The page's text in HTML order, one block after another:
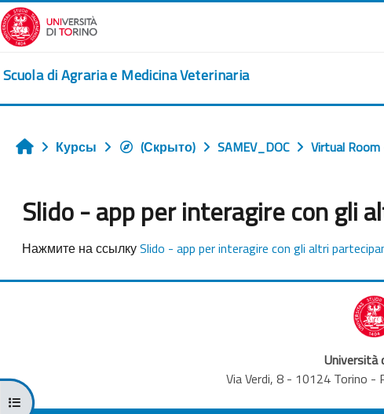
Перейти к основному содержанию
Scuola di Agraria e Medicina Veterinaria
Открыть оглавление курса
Главная
Курсы (Скрыто) SAMEV_DOC Virtual Room
Slido - app per interagire con gli
Требуемые условия завершения
Нажмите на ссылкуSlido - app per interagire con gli altri
Università
Via Verdi, 8 - 10124 Torino -